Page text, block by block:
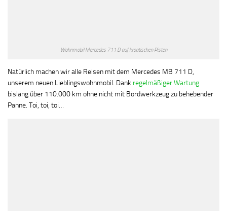
Wohnmobil Mercedes 711 D auf kroatischen Pisten
Natürlich machen wir alle Reisen mit dem Mercedes MB 711 D,
unserem neuen Lieblingswohnmobil. Dank regelmäßiger Wartung
bislang über 110.000 km ohne nicht mit Bordwerkzeug zu behebender
Panne. Toi, toi, toi…